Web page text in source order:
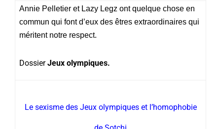
Annie Pelletier et Lazy Legz ont quelque chose en
commun qui font d’eux des êtres extraordinaires qui
méritent notre respect.
DossierJeux olympiques.
Le sexisme des Jeux olympiques et l’homophobie